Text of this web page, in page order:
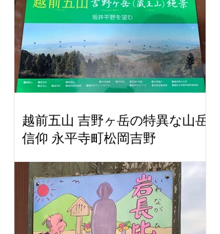
越前五山 吉野ヶ岳の特異な山岳
信仰 永平寺町松岡吉野